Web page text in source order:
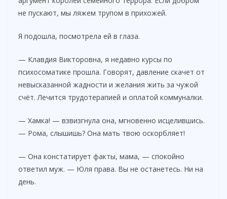
не пускают, мы ляжем трупом в прихожей.
Я подошла, посмотрела ей в глаза.
— Клавдия Викторовна, я недавно курсы по
психосоматике прошла. Говорят, давление скачет от
невысказанной жадности и желания жить за чужой
счёт. Лечится трудотерапией и оплатой коммуналки.
— Хамка! — взвизгнула она, мгновенно исцелившись.
— Рома, слышишь? Она мать твою оскорбляет!
— Она констатирует факты, мама, — спокойно
ответил муж. — Юля права. Вы не останетесь. Ни на
день.